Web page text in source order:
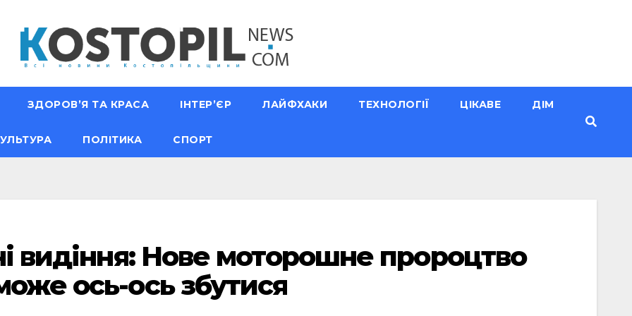
ЗДОРОВ’Я ТА КРАСА ІНТЕР’ЄР ЛАЙФХАКИ ТЕХНОЛОГІЇ ЦІКАВЕ ДІМ
ПОЛІТИКА СПОРТ
видіння: Нове моторошне пророцтво
ось-ось збутися